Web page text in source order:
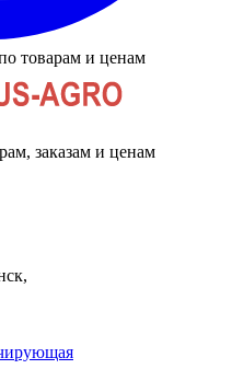
товарам и ценам
заказам и ценам